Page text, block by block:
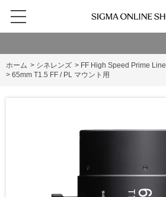
ホーム > シネレンズ > FF High Speed Prime Line
> 65mm T1.5 FF / PL マウント用